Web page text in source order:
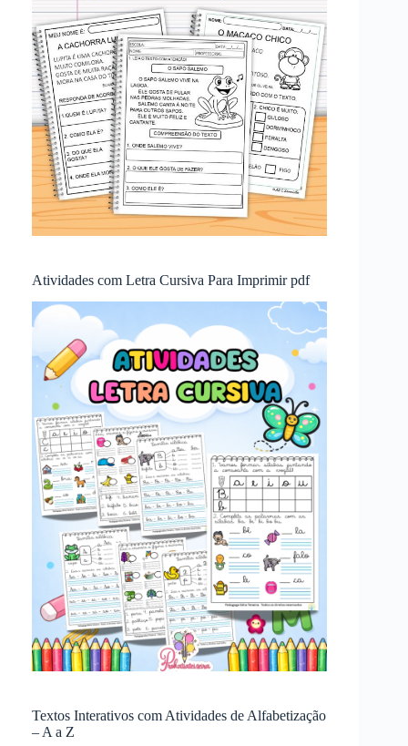
Atividades com Letra Cursiva Para Imprimir pdf
Textos Interativos com Atividades de Alfabetização
– A a Z